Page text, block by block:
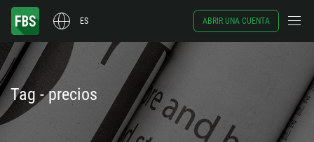
ES ABRIR UNA CUENTA
Tag - precios